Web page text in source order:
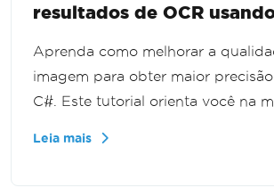
resultados de OCR
Aprenda como melhorar a
imagem para obter maior
C#. Este tutorial orienta você na
Leia mais